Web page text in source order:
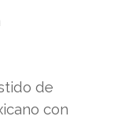
de
con